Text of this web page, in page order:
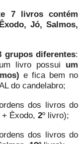
7 livros contém
Jó, Salmos,
grupos diferentes:
livro possui um
e fica bem no
do candelabro;
dos livros do
+ Êxodo, 2º livro);
dos livros do